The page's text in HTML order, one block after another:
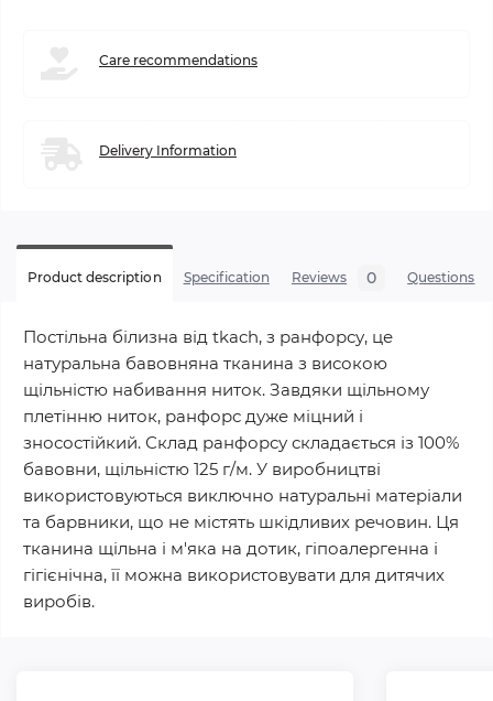
Сare recommendations
Delivery Information
Product description Specification Reviews 0 Questions
Постільна білизна від tkach, з ранфорсу, це
натуральна бавовняна тканина з високою
щільністю набивання ниток. Завдяки щільному
плетінню ниток, ранфорс дуже міцний і
зносостійкий. Склад ранфорсу складається із 100%
бавовни, щільністю 125 г/м. У виробництві
використовуються виключно натуральні матеріали
та барвники, що не містять шкідливих речовин. Ця
тканина щільна і м'яка на дотик, гіпоалергенна і
гігієнічна, її можна використовувати для дитячих
виробів.